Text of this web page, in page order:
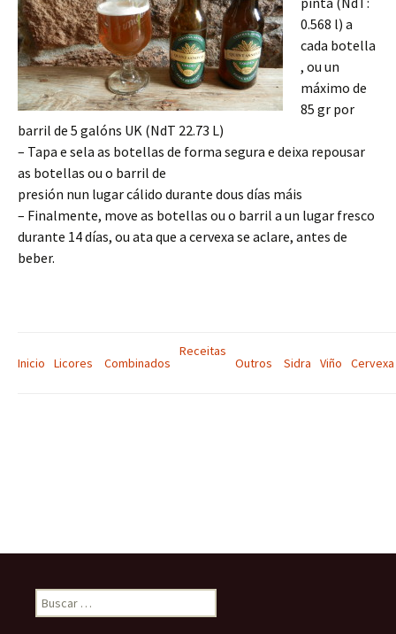
0.568 l) a
cada botella
, ou un
máximo de
85 gr por
barril de 5 galóns UK (NdT 22.73 L)
– Tapa e sela as botellas de forma segura e deixa repousar
as botellas ou o barril de
presión nun lugar cálido durante dous días máis
– Finalmente, move as botellas ou o barril a un lugar fresco
durante 14 días, ou ata que a cervexa se aclare, antes de
beber.
Inicio Licores Combinados
Receitas
Outros Sidra Viño Cervexa
Buscar: